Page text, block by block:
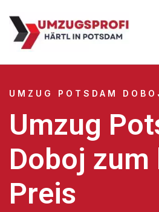
UMZUG POTSDAM
Umzug
Doboj zum
Preis